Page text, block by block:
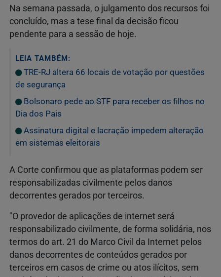
Na semana passada, o julgamento dos recursos foi
concluído, mas a tese final da decisão ficou
pendente para a sessão de hoje.
LEIA TAMBÉM:
TRE-RJ altera 66 locais de votação por questões
de segurança
Bolsonaro pede ao STF para receber os filhos no
Dia dos Pais
Assinatura digital e lacração impedem alteração
em sistemas eleitorais
A Corte confirmou que as plataformas podem ser
responsabilizadas civilmente pelos danos
decorrentes gerados por terceiros.
"O provedor de aplicações de internet será
responsabilizado civilmente, de forma solidária, nos
termos do art. 21 do Marco Civil da Internet pelos
danos decorrentes de conteúdos gerados por
terceiros em casos de crime ou atos ilícitos, sem